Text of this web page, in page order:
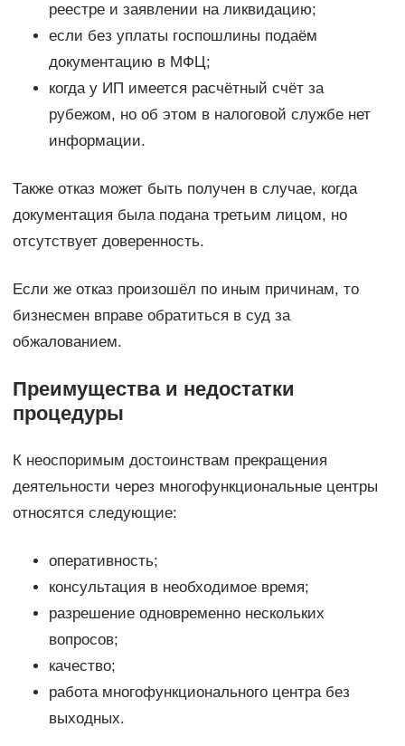
реестре и заявлении на ликвидацию;
если без уплаты госпошлины подаём
документацию в МФЦ;
когда у ИП имеется расчётный счёт за
рубежом, но об этом в налоговой службе нет
информации.
Также отказ может быть получен в случае, когда
документация была подана третьим лицом, но
отсутствует доверенность.
Если же отказ произошёл по иным причинам, то
бизнесмен вправе обратиться в суд за
обжалованием.
Преимущества и недостатки
процедуры
К неоспоримым достоинствам прекращения
деятельности через многофункциональные центры
относятся следующие:
оперативность;
консультация в необходимое время;
разрешение одновременно нескольких
вопросов;
качество;
работа многофункционального центра без
выходных.